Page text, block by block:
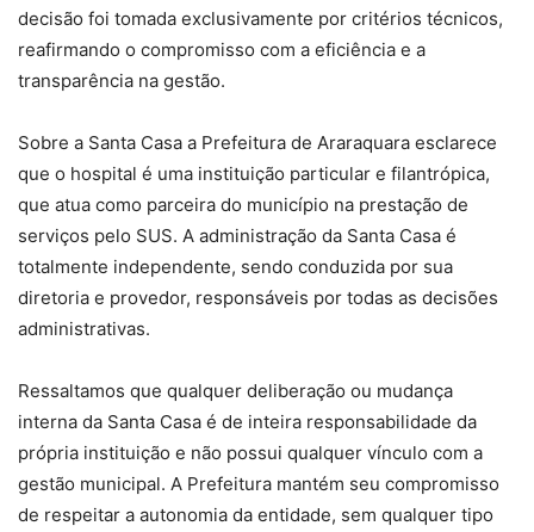
decisão foi tomada exclusivamente por critérios técnicos,
reafirmando o compromisso com a eficiência e a
transparência na gestão.
Sobre a Santa Casa a Prefeitura de Araraquara esclarece
que o hospital é uma instituição particular e filantrópica,
que atua como parceira do município na prestação de
serviços pelo SUS. A administração da Santa Casa é
totalmente independente, sendo conduzida por sua
diretoria e provedor, responsáveis por todas as decisões
administrativas.
Ressaltamos que qualquer deliberação ou mudança
interna da Santa Casa é de inteira responsabilidade da
própria instituição e não possui qualquer vínculo com a
gestão municipal. A Prefeitura mantém seu compromisso
de respeitar a autonomia da entidade, sem qualquer tipo